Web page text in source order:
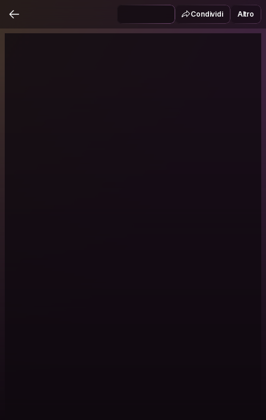
Condividi Altro